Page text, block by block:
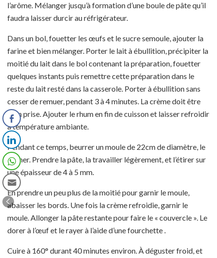
l’arôme. Mélanger jusqu’à formation d’une boule de pâte qu’il
faudra laisser durcir au réfrigérateur.
Dans un bol, fouetter les œufs et le sucre semoule, ajouter la
farine et bien mélanger. Porter le lait à ébullition, précipiter la
moitié du lait dans le bol contenant la préparation, fouetter
quelques instants puis remettre cette préparation dans le
reste du lait resté dans la casserole. Porter à ébullition sans
cesser de remuer, pendant 3 à 4 minutes. La crème doit être
bien prise. Ajouter le rhum en fin de cuisson et laisser refroidir
à température ambiante.
Pendant ce temps, beurrer un moule de 22cm de diamètre, le
fariner. Prendre la pâte, la travailler légèrement, et l’étirer sur
une épaisseur de 4 à 5 mm.
En prendre un peu plus de la moitié pour garnir le moule,
abaisser les bords. Une fois la crème refroidie, garnir le
moule. Allonger la pâte restante pour faire le « couvercle ». Le
dorer à l’œuf et le rayer à l’aide d’une fourchette .
Cuire à 160° durant 40 minutes environ. À déguster froid, et